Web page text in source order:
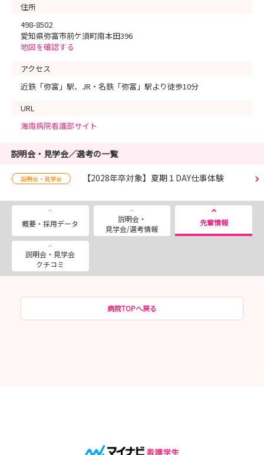
住所
498-8502
愛知県弥富市前ケ須町南本田396
地図を確認する
アクセス
近鉄「弥富」駅、JR・名鉄「弥富」駅より徒歩10分
URL
海南病院看護部サイト
説明会・見学会／選考の一覧
説明会・見学会 【2028年卒対象】夏期１DAY仕事体験
概要・採用データ
説明会・
見学会/選考情報
先輩情報
説明会・見学会
クチコミ
病院TOPへ戻る